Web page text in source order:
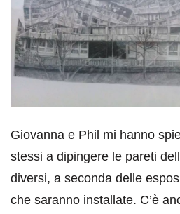
Giovanna e Phil mi hanno
stessi a dipingere le pareti
diversi, a seconda delle
che saranno installate. C’è